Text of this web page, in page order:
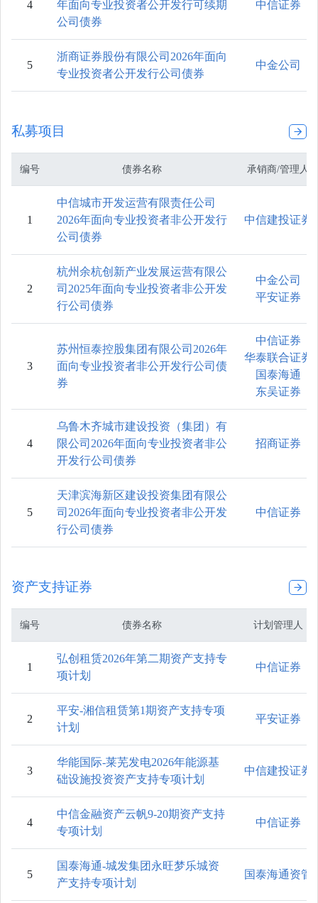
4
年面向专业投资者公开发行可续期
公司债券
中信证券
5
浙商证券股份有限公司2026年面向
专业投资者公开发行公司债券
中金公司
私募项目
编号 债券名称 承销商/管理人
1
中信城市开发运营有限责任公司
2026年面向专业投资者非公开发行
公司债券
中信建投证券
2
杭州余杭创新产业发展运营有限公
司2025年面向专业投资者非公开发
行公司债券
中金公司
平安证券
3
苏州恒泰控股集团有限公司2026年
面向专业投资者非公开发行公司债
券
中信证券
华泰联合证券
国泰海通
东吴证券
4
乌鲁木齐城市建设投资（集团）有
限公司2026年面向专业投资者非公
开发行公司债券
招商证券
5
天津滨海新区建设投资集团有限公
司2026年面向专业投资者非公开发
行公司债券
中信证券
资产支持证券
编号 债券名称 计划管理人
1
弘创租赁2026年第二期资产支持专
项计划
中信证券
2
平安-湘信租赁第1期资产支持专项
计划
平安证券
3
华能国际-莱芜发电2026年能源基
础设施投资资产支持专项计划
中信建投证券
4
中信金融资产云帆9-20期资产支持
专项计划
中信证券
5
国泰海通-城发集团永旺梦乐城资
产支持专项计划
国泰海通资管